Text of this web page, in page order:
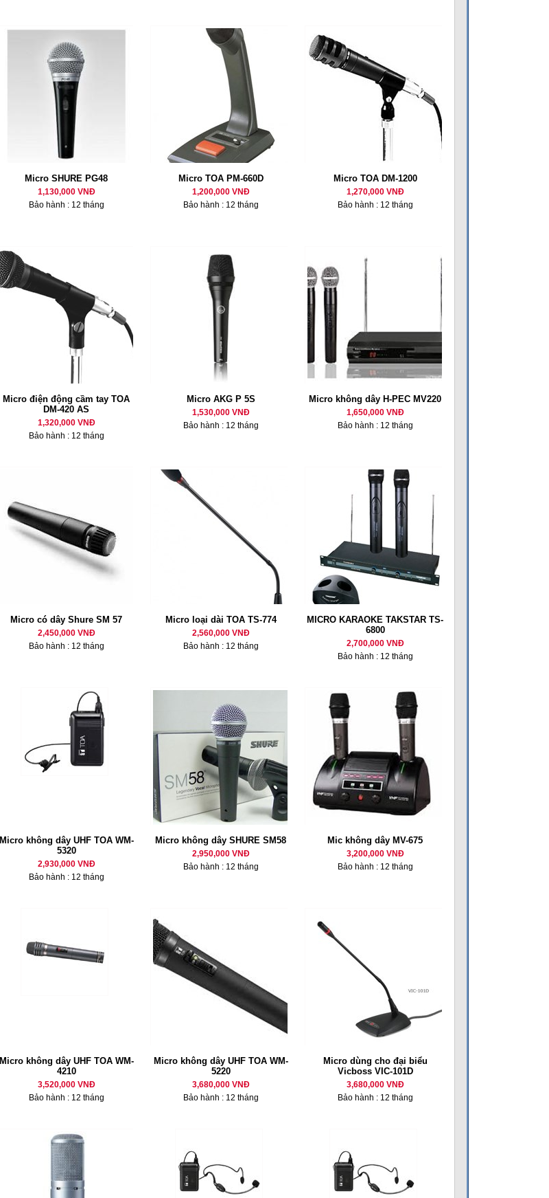
Micro SHURE PG48
1,130,000 VNĐ
Bảo hành : 12 tháng
Micro TOA PM-660D
1,200,000 VNĐ
Bảo hành : 12 tháng
Micro TOA DM-1200
1,270,000 VNĐ
Bảo hành : 12 tháng
Micro điện động cầm tay TOA
DM-420 AS
1,320,000 VNĐ
Bảo hành : 12 tháng
Micro AKG P 5S
1,530,000 VNĐ
Bảo hành : 12 tháng
Micro không dây H-PEC MV220
1,650,000 VNĐ
Bảo hành : 12 tháng
Micro có dây Shure SM 57
2,450,000 VNĐ
Bảo hành : 12 tháng
Micro loại dài TOA TS-774
2,560,000 VNĐ
Bảo hành : 12 tháng
MICRO KARAOKE TAKSTAR TS-
6800
2,700,000 VNĐ
Bảo hành : 12 tháng
Micro không dây UHF TOA WM-
5320
2,930,000 VNĐ
Bảo hành : 12 tháng
Micro không dây SHURE SM58
2,950,000 VNĐ
Bảo hành : 12 tháng
Mic không dây MV-675
3,200,000 VNĐ
Bảo hành : 12 tháng
Micro không dây UHF TOA WM-
4210
3,520,000 VNĐ
Bảo hành : 12 tháng
Micro không dây UHF TOA WM-
5220
3,680,000 VNĐ
Bảo hành : 12 tháng
Micro dùng cho đại biểu
Vicboss VIC-101D
3,680,000 VNĐ
Bảo hành : 12 tháng